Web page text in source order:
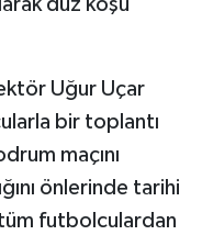
Uğur Uçar
bir toplantı
maçını
önlerinde tarihi
futbolculardan